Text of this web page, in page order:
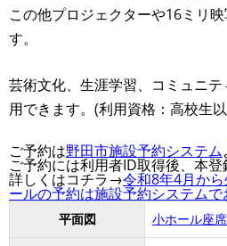
この他プロジェクターや16ミリ
す。
芸術文化、生涯学習、コミュニ
用できます。(利用資格：高校生
ご予約は野田市施設予約システム
ご予約には利用者ID取得後、本登
詳しくはコチラ→令和8年4月か
ールの予約は施設予約システムで
平面図 小ホール座